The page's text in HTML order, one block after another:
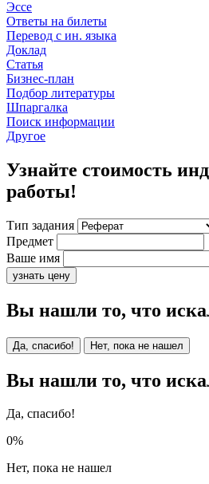
Эссе
Ответы на билеты
Перевод с ин. языка
Доклад
Статья
Бизнес-план
Подбор литературы
Шпаргалка
Поиск информации
Другое
Узнайте стоимость
работы!
Тип задания
Предмет
Ваше имя
узнать цену
Вы нашли то, что
Да, спасибо! Нет, пока не нашел
Вы нашли то, что
Да, спасибо!
0%
Нет, пока не нашел